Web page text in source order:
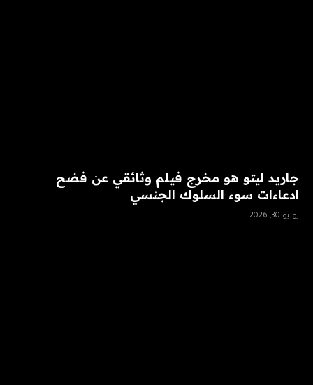
جاريد ليتو هو مخرج فيلم وثائقي عن فضح
ادعاءات سوء السلوك الجنسي
يوليو 30, 2026